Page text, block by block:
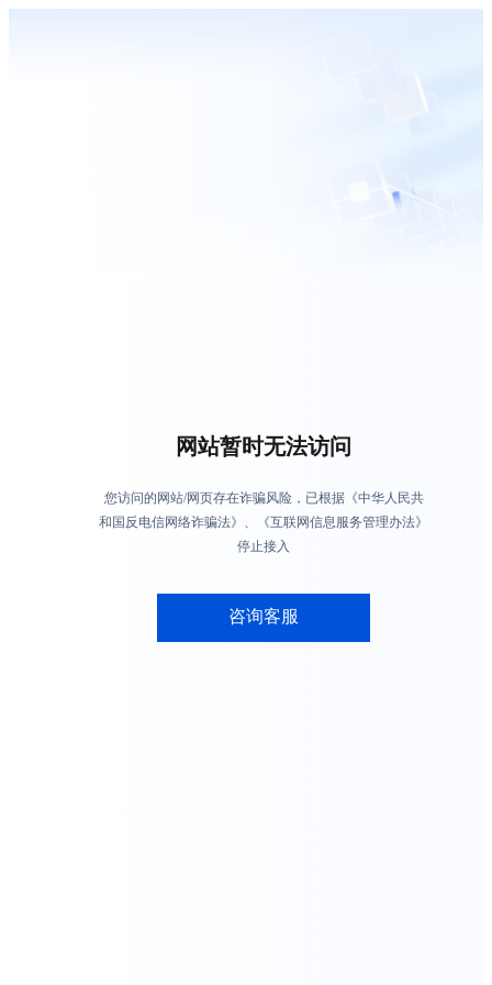
网站暂时无法访问
您访问的网站/网页存在诈骗风险，已根据《中华人民共
和国反电信网络诈骗法》、《互联网信息服务管理办法》
停止接入
咨询客服